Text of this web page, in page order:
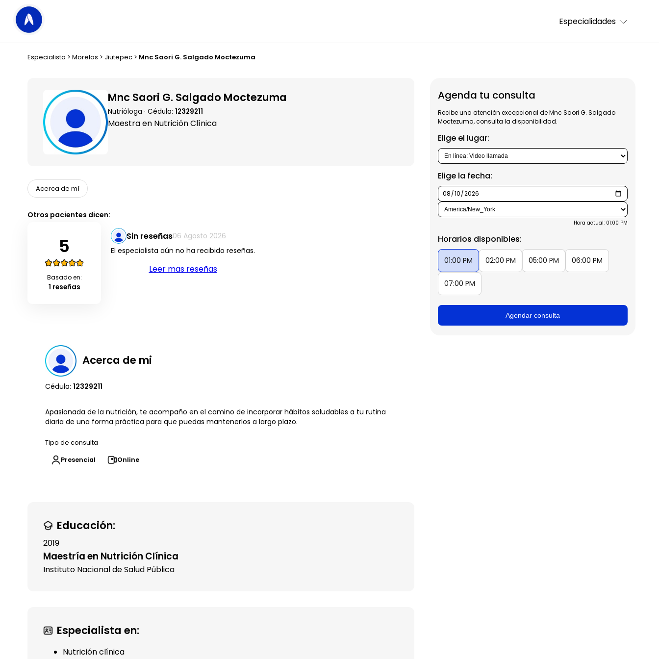
Especialidades
Especialista > Morelos > Jiutepec > Mnc Saori G. Salgado Moctezuma
Mnc Saori G. Salgado Moctezuma
Nutrióloga · Cédula: 12329211
Maestra en Nutrición Clínica
Agenda tu consulta
Recibe una atención excepcional de Mnc Saori G. Salgado
Moctezuma, consulta la disponibilidad.
Elige el lugar:
Elige la fecha:
Hora actual: 01:00 PM
Horarios disponibles:
01:00 PM 02:00 PM 05:00 PM 06:00 PM
07:00 PM
Agendar consulta
Acerca de mí
Otros pacientes dicen:
5
Basado en:
1 reseñas
Sin reseñas06 Agosto 2026
El especialista aún no ha recibido reseñas.
Leer mas reseñas
Acerca de mi
Cédula: 12329211
Apasionada de la nutrición, te acompaño en el camino de incorporar hábitos saludables a tu rutina
diaria de una forma práctica para que puedas mantenerlos a largo plazo.
Tipo de consulta
Presencial Online
Educación:
2019
Maestría en Nutrición Clínica
Instituto Nacional de Salud Pública
Especialista en:
Nutrición clínica